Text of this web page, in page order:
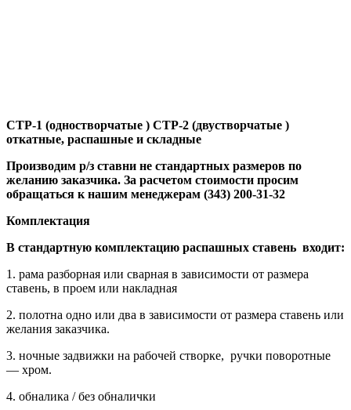
СТР-1 (одностворчатые ) СТР-2 (двустворчатые )
откатные, распашные и складные
Производим р/з ставни не стандартных размеров по
желанию заказчика. За расчетом стоимости просим
обращаться к нашим менеджерам (343) 200-31-32
Комплектация
В стандартную комплектацию распашных ставень входит:
1. рама разборная или сварная в зависимости от размера
ставень, в проем или накладная
2. полотна одно или два в зависимости от размера ставень или
желания заказчика.
3. ночные задвижки на рабочей створке, ручки поворотные
— хром.
4. обналика / без обналички